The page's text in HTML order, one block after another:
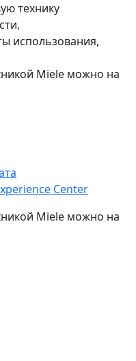
технику
использования,
Miele можно на
Center
Miele можно на